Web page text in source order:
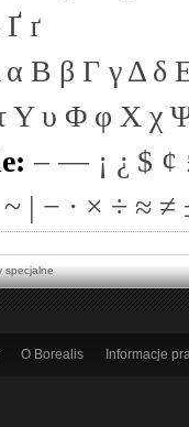
Ґ ґ
α Β β Γ γ Δ δ
Υ υ Φ φ Χ χ
– — ¡ ¿ $ ¢
~ | − · × ÷ ≈ ≠
specjalne
O Borealis Informacje